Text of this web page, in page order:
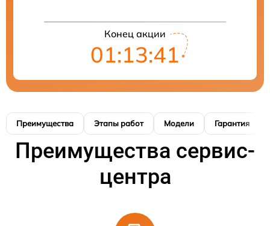
Конец акции
01:13:40
Преимущества Этапы работ Модели Гарантия
Преимущества сервис-
центра